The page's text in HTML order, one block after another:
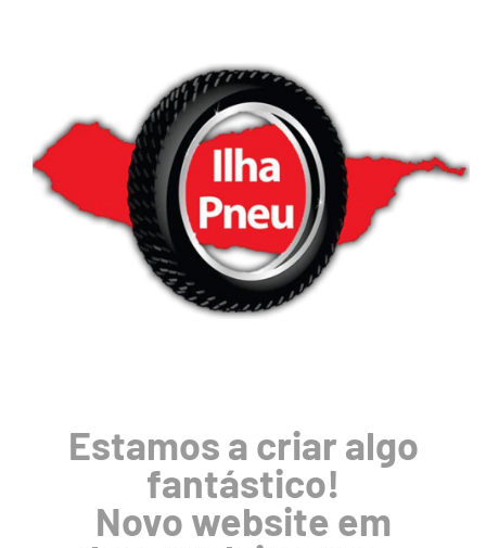
Estamos a criar algo
fantástico!
Novo website em